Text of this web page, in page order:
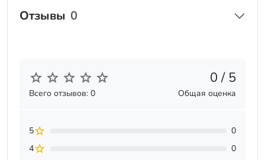
Отзывы 0
0 / 5
Всего отзывов: 0 Общая оценка
5
0
4
0